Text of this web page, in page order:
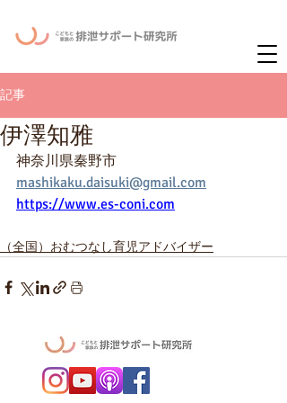
記事
伊澤知雅
神奈川県秦野市
mashikaku.daisuki@gmail.com
https://www.es-coni.com
（全国）おむつなし育児アドバイザー